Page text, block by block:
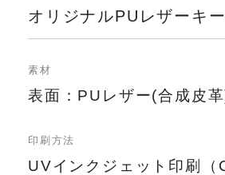
オリジナルPUレザーキ
素材
表面：PUレザー(合成皮
印刷方法
UVインクジェット印刷（